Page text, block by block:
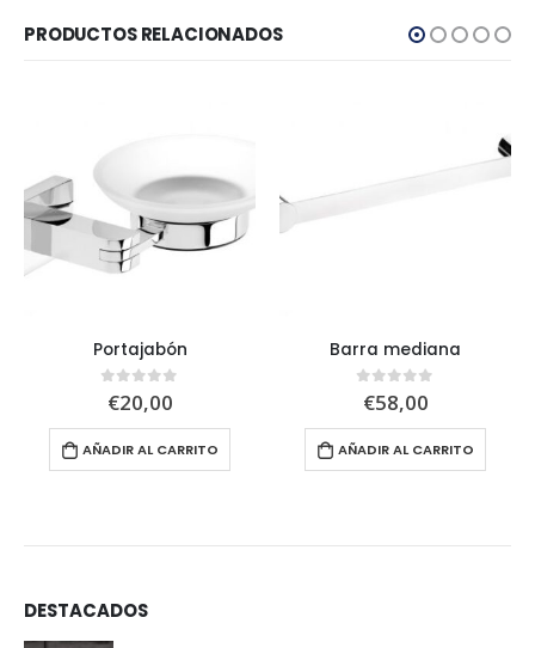
PRODUCTOS RELACIONADOS
Portajabón
0out of 5
€20,00
AÑADIR AL CARRITO
Barra mediana
0out of 5
€58,00
AÑADIR AL CARRITO
DESTACADOS